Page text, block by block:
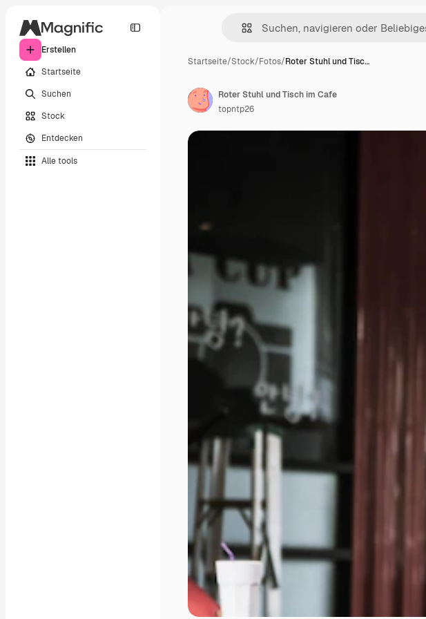
Erstellen
Startseite
Suchen
Stock
Entdecken
Alle tools
Startseite/Stock/Fotos/Roter Stuhl und Tisc…
Roter Stuhl und Tisch im Cafe
topntp26